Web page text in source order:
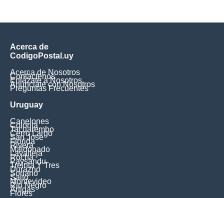
Acerca de
CodigoPostal.uy
Acerca de Nosotros
Contáctenos
Enlázate a Nosotros
Anúnciate con Nosotros
Preguntas Frecuentes
Uruguay
Canelones
Colonia
Tacuarembo
Cerro Largo
San Jose
Florida
Rivera
Maldonado
Lavalleja
Rocha
Paysandu
Treinta Y Tres
Durazno
Soriano
Salto
Montevideo
Rio Negro
Artigas
Flores